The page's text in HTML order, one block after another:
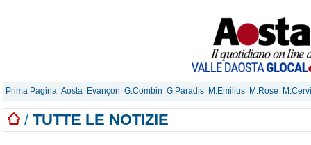
Prima Pagina Aosta Evançon G.Combin G.Paradis M.Emilius M.Rose
/ TUTTE LE NOTIZIE